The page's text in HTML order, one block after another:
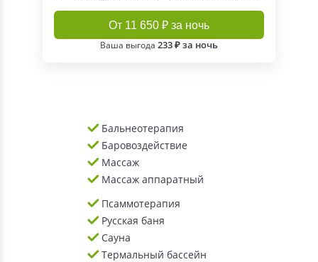
От 11 650 ₽ за ночь
Ваша выгода 233 ₽ за ночь
Бальнеотерапия
Баровоздействие
Массаж
Массаж аппаратный
Псаммотерапия
Русская баня
Сауна
Термальный бассейн